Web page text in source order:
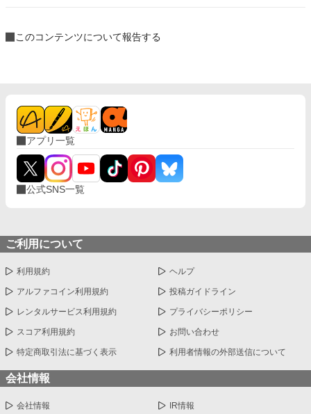
このコンテンツについて報告する
アプリ一覧
公式SNS一覧
ご利用について
利用規約 ヘルプ
アルファコイン利用規約 投稿ガイドライン
レンタルサービス利用規約 プライバシーポリシー
スコア利用規約 お問い合わせ
特定商取引法に基づく表示 利用者情報の外部送信について
会社情報
会社情報 IR情報